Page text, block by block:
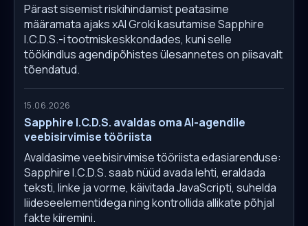
Pärast sisemist riskihindamist peatasime
määramata ajaks xAI Groki kasutamise Sapphire
I.C.D.S.-i tootmiskeskkondades, kuni selle
töökindlus agendipõhistes ülesannetes on piisavalt
tõendatud.
15.06.2026
Sapphire I.C.D.S. avaldas oma AI-agendile
veebisirvimise tööriista
Avaldasime veebisirvimise tööriista edasiarenduse:
Sapphire I.C.D.S. saab nüüd avada lehti, eraldada
teksti, linke ja vorme, käivitada JavaScripti, suhelda
liideseelementidega ning kontrollida allikate põhjal
fakte kiiremini.